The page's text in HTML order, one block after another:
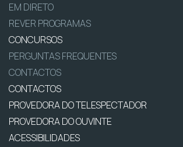
EM DIRETO
REVER PROGRAMAS
CONCURSOS
PERGUNTAS FREQUENTES
CONTACTOS
CONTACTOS
PROVEDORA DO TELESPECTADOR
PROVEDORA DO OUVINTE
ACESSIBILIDADES